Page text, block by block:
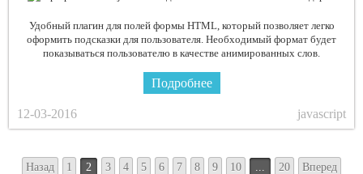
Удобный плагин для полей формы HTML, который позволяет легко
оформить подсказки для пользователя. Необходимый формат будет
показываться пользователю в качестве анимированных слов.
Подробнее
12-03-2016 javascript
Назад 1 2 3 4 5 6 7 8 9 10 20 Вперед